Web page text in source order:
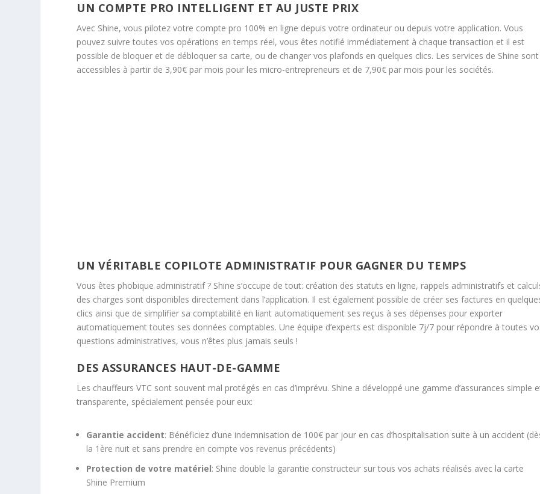
UN COMPTE PRO INTELLIGENT ET AU JUSTE PRIX
Avec Shine, vous pilotez votre compte pro 100% en ligne depuis votre ordinateur ou depuis votre application. Vous
pouvez suivre toutes vos opérations en temps réel, vous êtes notifié immédiatement à chaque transaction et il est
possible de bloquer et de débloquer sa carte, ou de changer vos plafonds en quelques clics. Les services de Shine sont
accessibles à partir de 3,90€ par mois pour les micro-entrepreneurs et de 7,90€ par mois pour les sociétés.
UN VÉRITABLE COPILOTE ADMINISTRATIF POUR GAGNER DU TEMPS
Vous êtes phobique administratif ? Shine s’occupe de tout: création des statuts en ligne, rappels administratifs et
des charges sont disponibles directement dans l’application. Il est également possible de créer ses factures en
clics ainsi que de simplifier sa comptabilité en liant automatiquement ses reçus à ses dépenses pour exporter
automatiquement toutes ses données comptables. Une équipe d’experts est disponible 7j/7 pour répondre à toutes
questions administratives, vous n’êtes plus jamais seuls !
DES ASSURANCES HAUT-DE-GAMME
Les chauffeurs VTC sont souvent mal protégés en cas d’imprévu. Shine a développé une gamme d’assurances simple
transparente, spécialement pensée pour eux:
Garantie accident: Bénéficiez d’une indemnisation de 100€ par jour en cas d’hospitalisation suite à un accident
la 1ère nuit et sans prendre en compte vos revenus précédents)
Protection de votre matériel: Shine double la garantie constructeur sur tous vos achats réalisés avec la carte
Shine Premium